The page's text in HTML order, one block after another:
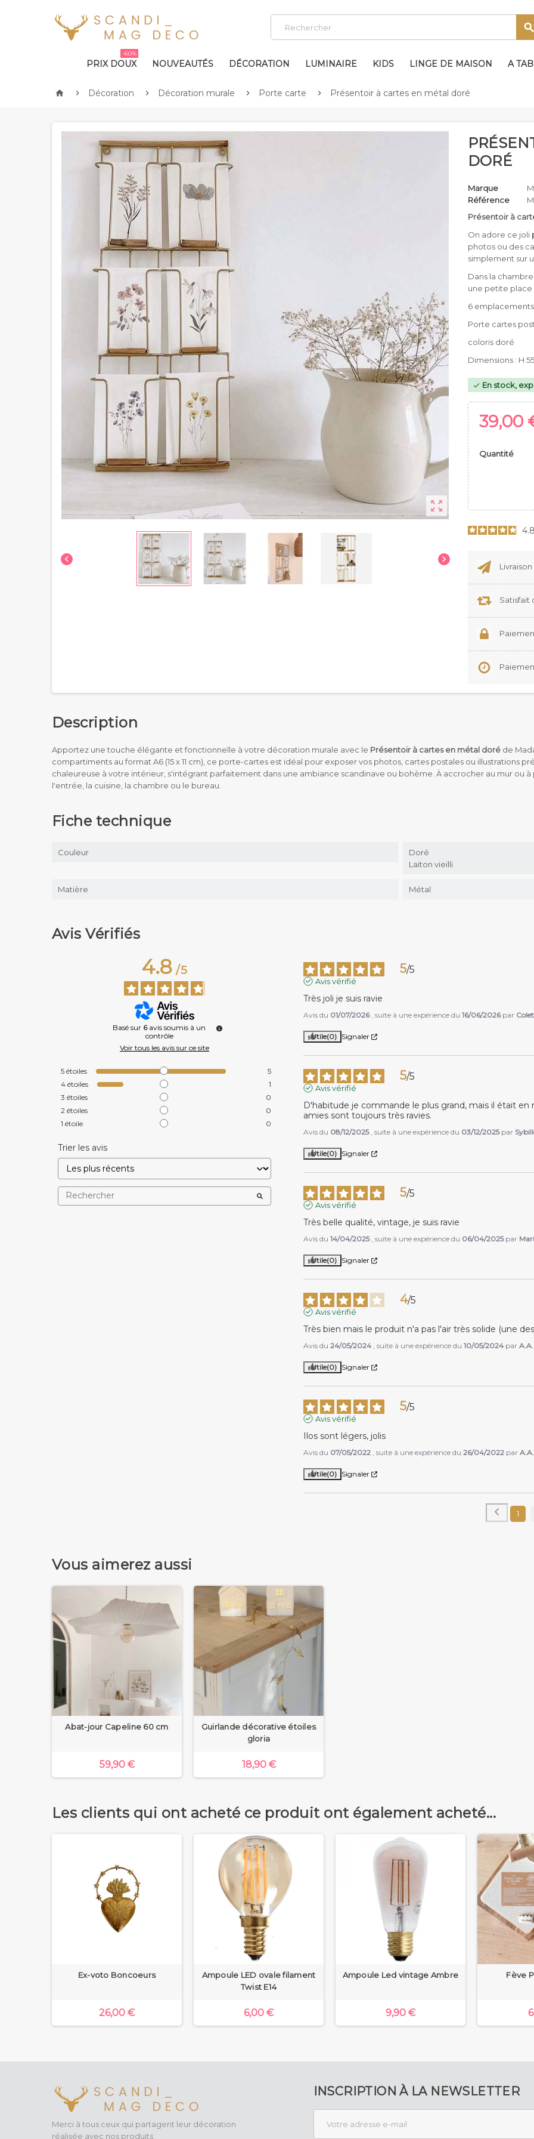
PRIX DOUX
-60%
NOUVEAUTÉS DÉCORATION LUMINAIRE KIDS LINGE DE MAISON A
  Décoration  Décoration murale  Porte carte  Présentoir à cartes en métal doré

 
DORÉ
Marque
Référence
Présentoir à
On adore ce joli
photos ou des
simplement sur
Dans la
une petite
6 emplacements
Porte cartes
coloris doré
Dimensions : H
 En stock,
39,00
Quantité
Satisfait
Description
Apportez une touche élégante et fonctionnelle à votre décoration murale avec le Présentoir à cartes en métal doré de
compartiments au format A6 (15 x 11 cm), ce porte-cartes est idéal pour exposer vos photos, cartes postales ou illustrations
chaleureuse à votre intérieur, s'intégrant parfaitement dans une ambiance scandinave ou bohème. À accrocher au mur ou à
l'entrée, la cuisine, la chambre ou le bureau.
Fiche technique
Couleur
Doré
Laiton vieilli
Matière Métal
Avis Vérifiés
4.8/5
Basé sur 6 avis soumis à un
contrôle
Voir tous les avis sur ce site
5 étoiles
5
4 étoiles
1
3 étoiles
0
2 étoiles
0
1 étoile 0
Trier les avis
5/5
Avis vérifié
Très joli je suis ravie
Avis du 01/07/2026 , suite à une expérience du 16/06/2026 par
Utile(0) Signaler
5/5
Avis vérifié
D'habitude je commande le plus grand, mais il était
amies sont toujours très ravies.
Avis du 08/12/2025 , suite à une expérience du 03/12/2025 par
Utile(0) Signaler
5/5
Avis vérifié
Très belle qualité, vintage, je suis ravie
Avis du 14/04/2025 , suite à une expérience du 06/04/2025 par
Utile(0) Signaler
4/5
Avis vérifié
Très bien mais le produit n'a pas l'air très solide (une
Avis du 24/05/2024 , suite à une expérience du 10/05/2024 par A.A.
Utile(0) Signaler
5/5
Avis vérifié
Ilos sont légers, jolis
Avis du 07/05/2022 , suite à une expérience du 26/04/2022 par A.A.
Utile(0) Signaler
1
Vous aimerez aussi
Abat-jour Capeline 60 cm
59,90 €
Guirlande décorative étoiles
gloria
18,90 €
Les clients qui ont acheté ce produit ont également acheté...
Ex-voto Boncoeurs
26,00 €
Ampoule LED ovale filament
Twist E14
6,00 €
Ampoule Led vintage Ambre
9,90 €
Fève
Merci à tous ceux qui partagent leur décoration
réalisée avec nos produits
INSCRIPTION À LA NEWSLETTER